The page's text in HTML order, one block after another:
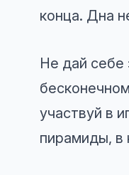
конца. Дна
Не дай себе
участвуй в
пирамиды, в